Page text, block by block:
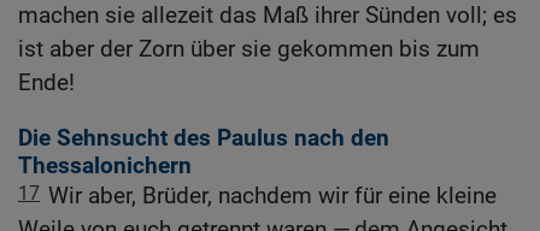
machen sie allezeit das Maß ihrer Sünden voll; es
ist aber der Zorn über sie gekommen bis zum
Ende!
Die Sehnsucht des Paulus nach den
Thessalonichern
17 Wir aber, Brüder, nachdem wir für eine kleine